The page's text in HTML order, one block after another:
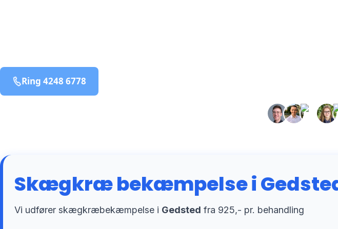
Ring 4248 6778
Skægkræ bekæmpelse i
Vi udfører skægkræbekæmpelse i Gedsted fra 925,- pr. behandling